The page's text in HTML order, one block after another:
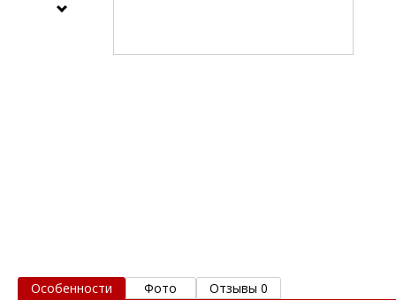
Особенности Фото Отзывы 0